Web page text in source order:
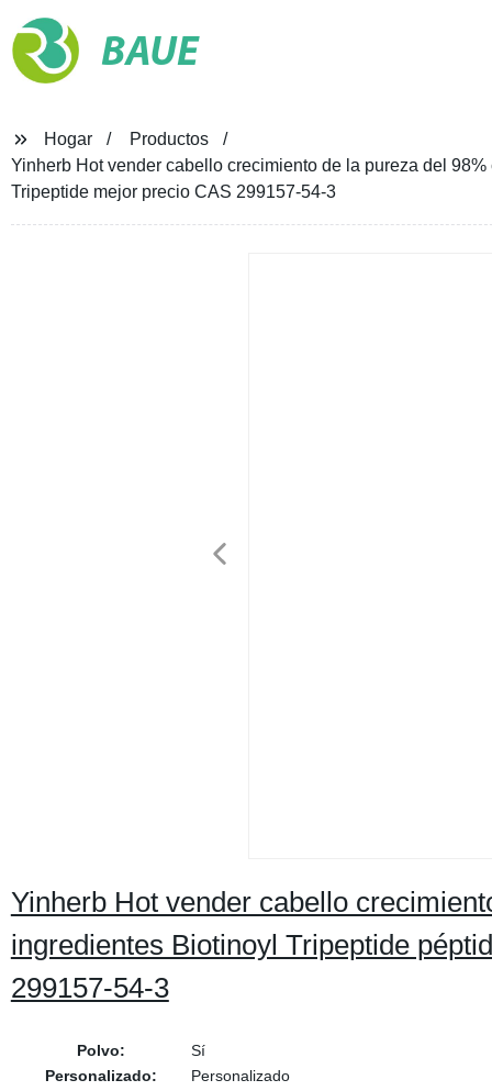
BAUE
Hogar
Productos
Yinherb Hot vender cabello crecimiento de la pureza del
Tripeptide mejor precio CAS 299157-54-3
Yinherb Hot vender cabello
ingredientes Biotinoyl Tripeptide
299157-54-3
Polvo:
Sí
Personalizado:
Personalizado